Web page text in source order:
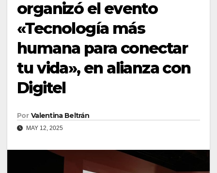
organizó el evento
«Tecnología más
humana para conectar
tu vida», en alianza con
Digitel
Por Valentina Beltrán
MAY 12, 2025